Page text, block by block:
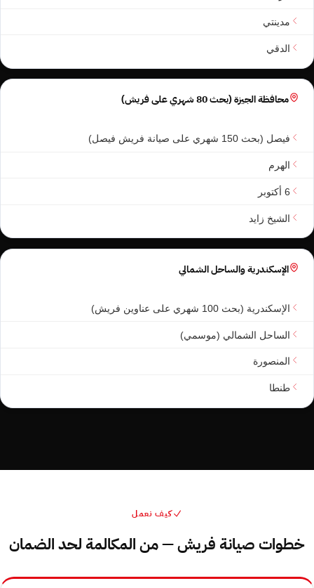
مدينتي
الدقي
محافظة الجيزة (بحث 80 شهري على فريش)
فيصل (بحث 150 شهري على صيانة فريش فيصل)
الهرم
6 أكتوبر
الشيخ زايد
الإسكندرية والساحل الشمالي
الإسكندرية (بحث 100 شهري على عناوين فريش)
الساحل الشمالي (موسمي)
المنصورة
طنطا
كيف نعمل
خطوات صيانة فريش — من المكالمة لحد الضمان